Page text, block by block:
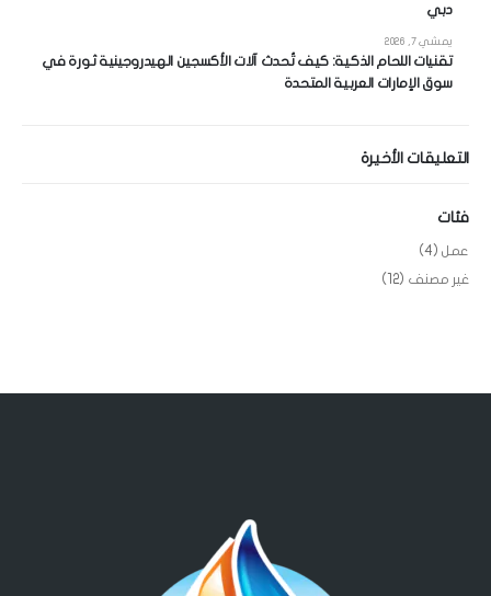
دبي
تقنيات اللحام الذكية: كيف تُحدث آلات الأكسجين الهيدروجينية ثورة في
سوق الإمارات العربية المتحدة
يمشي 7, 2026
التعليقات الأخيرة
فئات
عمل (4)
غير مصنف (12)